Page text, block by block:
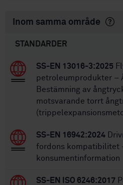
Inom samma område
STANDARDER
SS-EN 13016-3:2025
petroleumprodukter –
Bestämning av
motsvarande torrt
SS-EN 16942:2024
fordons kompatibilitet
konsumentinformation
SS-EN ISO 6246:2017